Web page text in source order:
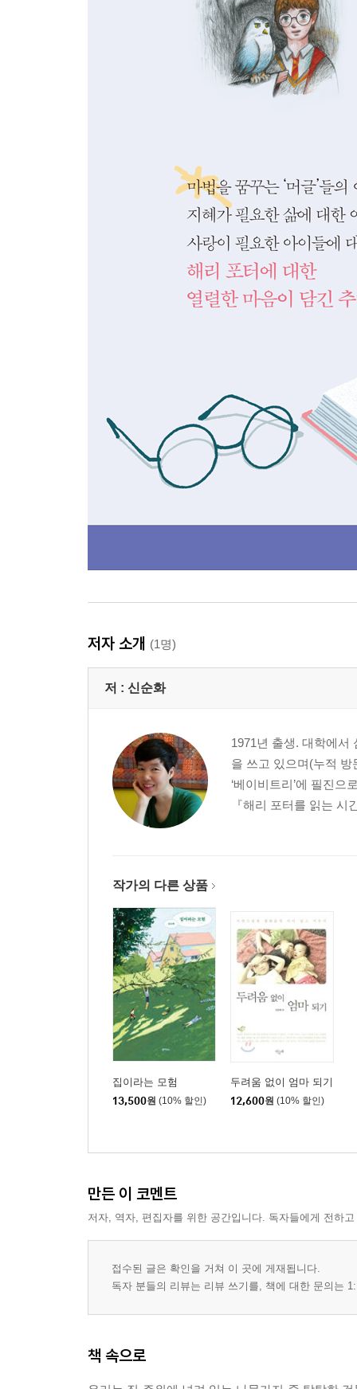
저자 소개 (1명)
저 : 신순화
1971년 출생. 대학에서
을 쓰고 있으며(누적
‘베이비트리’에 필진
『해리 포터를 읽는
작가의 다른 상품
집이라는 모험
13,500원 (10% 할인)
두려움 없이 엄마 되기
12,600원 (10% 할인)
만든 이 코멘트
저자, 역자, 편집자를 위한 공간입니다. 독자들에게 전하
접수된 글은 확인을 거쳐 이 곳에 게재됩니다.
독자 분들의 리뷰는 리뷰 쓰기를, 책에 대한 문의는
책 속으로